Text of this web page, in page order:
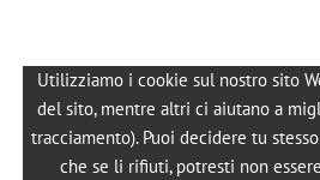
Utilizziamo i cookie sul nostro sito
del sito, mentre altri ci aiutano a
tracciamento). Puoi decidere tu
che se li rifiuti, potresti non